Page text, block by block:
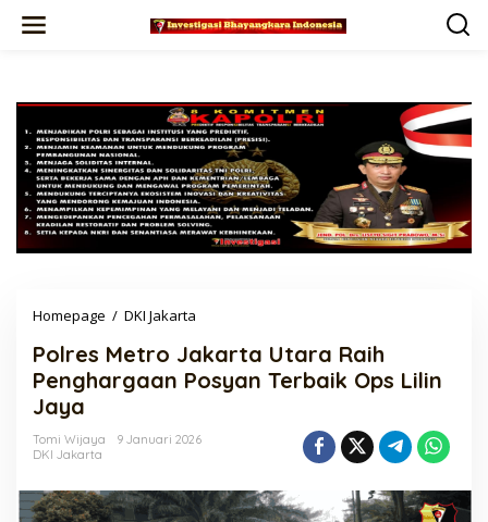
Homepage / DKI Jakarta
Jakarta
Utara
Raih
Posyan
Lilin
Jaya
Polres Metro Jakarta Utara Raih
Penghargaan Posyan Terbaik Ops Lilin
Jaya
Tomi Wijaya
9 Januari 2026
DKI Jakarta